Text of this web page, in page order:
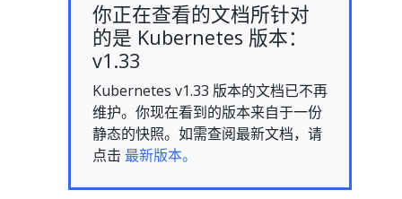
你正在查看的文档所针对
的是 Kubernetes 版本：
v1.33
Kubernetes v1.33 版本的文档已不再
维护。你现在看到的版本来自于一份
静态的快照。如需查阅最新文档，请
点击 最新版本。